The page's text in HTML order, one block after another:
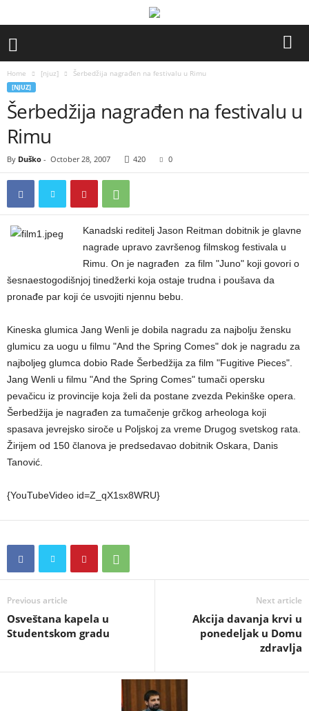
Home [njuz] Šerbedžija nagrađen na festivalu u Rimu
[NJUZ]
Šerbedžija nagrađen na festivalu u
Rimu
By Duško - October 28, 2007 420 0
Kanadski reditelj Jason Reitman dobitnik je glavne
nagrade upravo završenog filmskog festivala u
Rimu. On je nagrađen za film "Juno" koji govori o
šesnaestogodišnjoj tinedžerki koja ostaje trudna i poušava da
pronađe par koji će usvojiti njennu bebu.
Kineska glumica Jang Wenli je dobila nagradu za najbolju žensku
glumicu za uogu u filmu "And the Spring Comes" dok je nagradu za
najboljeg glumca dobio Rade Šerbedžija za film "Fugitive Pieces".
Jang Wenli u filmu "And the Spring Comes" tumači opersku
pevačicu iz provincije koja želi da postane zvezda Pekinške opera.
Šerbedžija je nagrađen za tumačenje grčkog arheologa koji
spasava jevrejsko siroče u Poljskoj za vreme Drugog svetskog rata.
Žirijem od 150 članova je predsedavao dobitnik Oskara, Danis
Tanović.
{YouTubeVideo id=Z_qX1sx8WRU}
Previous article
Osveštana kapela u
Studentskom gradu
Next article
Akcija davanja krvi u
ponedeljak u Domu
zdravlja